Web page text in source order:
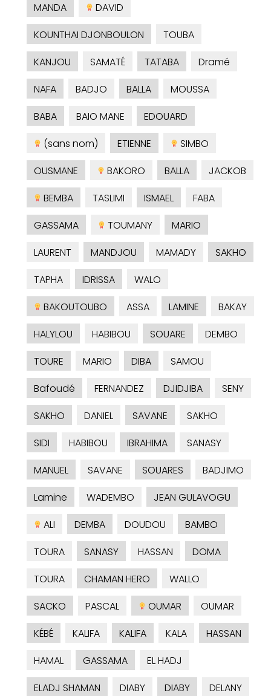
MANDA
DAVID
KOUNTHAI DJONBOULON
TOUBA
KANJOU
SAMATÉ TATABA
Dramé
NAFA
BADJO BALLA
MOUSSA
BABA
BAIO MANE
EDOUARD
(sans nom)
ETIENNE
SIMBO
OUSMANE
BAKORO BALLA
JACKOB
BEMBA
TASLIMI ISMAEL
FABA
GASSAMA
TOUMANY
MARIO
LAURENT
MANDJOU MAMADY
SAKHO
TAPHA
IDRISSA
WALO
BAKOUTOUBO
ASSA LAMINE
BAKAY
HALYLOU
HABIBOU SOUARE
DEMBO
TOURE
MARIO DIBA
SAMOU
Bafoudé
FERNANDEZ DJIDJIBA
SENY
SAKHO
DANIEL SAVANE
SAKHO
SIDI
HABIBOU IBRAHIMA
SANASY
MANUEL
SAVANE SOUARES
BADJIMO
Lamine
WADEMBO
JEAN GULAVOGU
ALI
DEMBA DOUDOU
BAMBO
TOURA
SANASY HASSAN
DOMA
TOURA
CHAMAN HERO
WALLO
SACKO
PASCAL OUMAR
OUMAR
KÉBÉ
KALIFA KALIFA KALA
HASSAN
HAMAL
GASSAMA
EL HADJ
ELADJ SHAMAN
DIABY DIABY DELANY